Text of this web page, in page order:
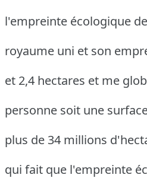
l'empreinte écologique
royaume uni et son
et 2,4 hectares et me
personne soit une
plus de 34 millions
qui fait que l'empreinte